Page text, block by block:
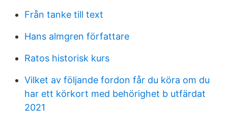
Från tanke till text
Hans almgren författare
Ratos historisk kurs
Vilket av följande fordon får du köra om du
har ett körkort med behörighet b utfärdat
2021